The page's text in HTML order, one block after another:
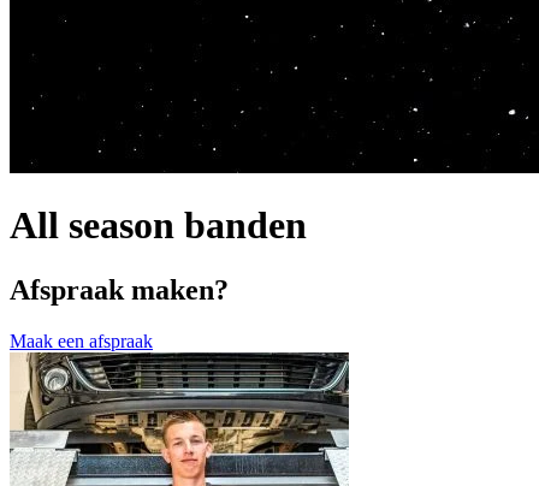
All season banden
Afspraak maken?
Maak een afspraak